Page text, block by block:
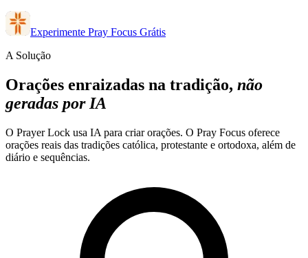
Experimente Pray Focus Grátis
A Solução
Orações enraizadas na tradição, não
geradas por IA
O Prayer Lock usa IA para criar orações. O Pray Focus oferece
orações reais das tradições católica, protestante e ortodoxa, além de
diário e sequências.